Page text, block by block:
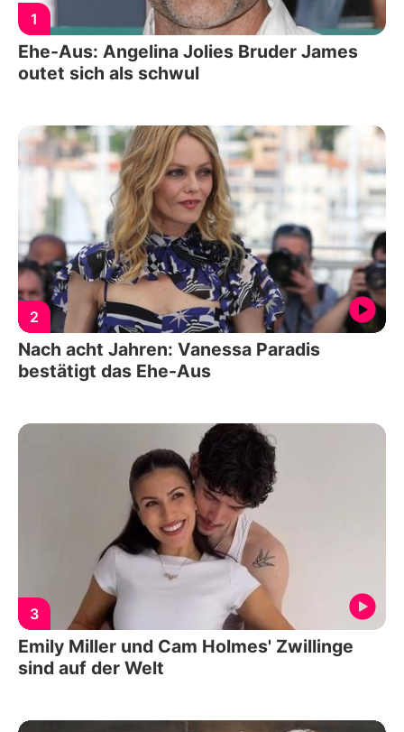
1
Ehe-Aus: Angelina Jolies Bruder James
outet sich als schwul
2
Nach acht Jahren: Vanessa Paradis
bestätigt das Ehe-Aus
3
Emily Miller und Cam Holmes' Zwillinge
sind auf der Welt